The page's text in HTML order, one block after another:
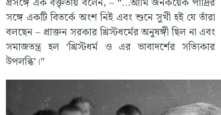
সঙ্গে একটি বিতর্কে অংশ নিই এবং শুনে সুখী হই যে তাঁরা
বলছেন – প্রাক্তন সরকার খ্রিস্টধর্মের অনুষঙ্গী ছিল না এবং
সমাজতন্ত্র হল ‘খ্রিস্টধর্ম ও এর ভাবাদর্শের সত্যিকার
উপলব্ধি’।”